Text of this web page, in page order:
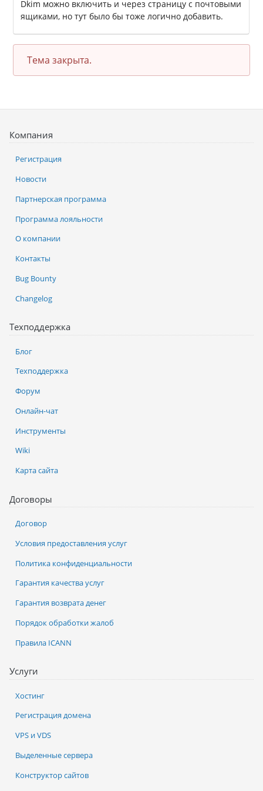
Dkim можно включить и через страницу с почтовыми
ящиками, но тут было бы тоже логично добавить.
Тема закрыта.
Услуги
Хостинг
Регистрация домена
VPS и VDS
Выделенные сервера
Конструктор сайтов
Компания
Регистрация
Новости
Партнерская программа
Программа лояльности
О компании
Контакты
Bug Bounty
Changelog
Техподдержка
Блог
Техподдержка
Форум
Онлайн-чат
Инструменты
Wiki
Карта сайта
Договоры
Договор
Условия предоставления услуг
Политика конфиденциальности
Гарантия качества услуг
Гарантия возврата денег
Порядок обработки жалоб
Правила ICANN